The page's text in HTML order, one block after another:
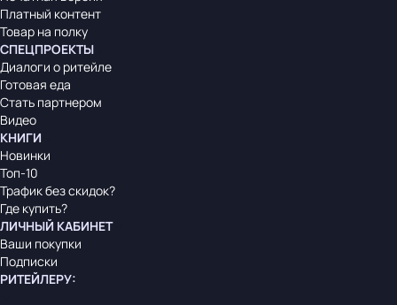
Платный контент
Товар на полку
СПЕЦПРОЕКТЫ
Диалоги о ритейле
Готовая еда
Стать партнером
Видео
КНИГИ
Новинки
Топ-10
Трафик без скидок?
Где купить?
ЛИЧНЫЙ КАБИНЕТ
Ваши покупки
Подписки
РИТЕЙЛЕРУ: